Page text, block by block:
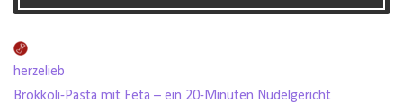
herzelieb
Brokkoli-Pasta mit Feta – ein 20-Minuten Nudelgericht